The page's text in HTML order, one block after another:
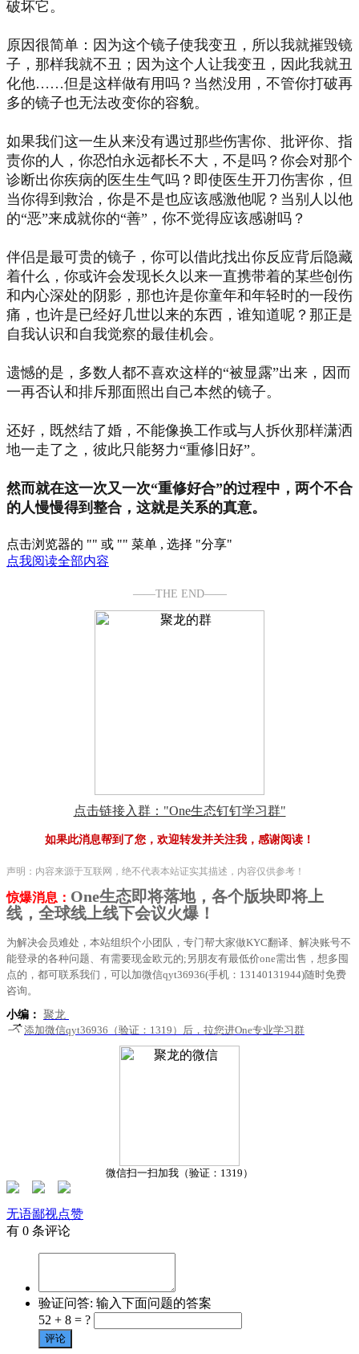
破坏它。
原因很简单：因为这个镜子使我变丑，所以我就摧毁镜
子，那样我就不丑；因为这个人让我变丑，因此我就丑
化他……但是这样做有用吗？当然没用，不管你打破再
多的镜子也无法改变你的容貌。
如果我们这一生从来没有遇过那些伤害你、批评你、指
责你的人，你恐怕永远都长不大，不是吗？你会对那个
诊断出你疾病的医生生气吗？即使医生开刀伤害你，但
当你得到救治，你是不是也应该感激他呢？当别人以他
的“恶”来成就你的“善”，你不觉得应该感谢吗？
伴侣是最可贵的镜子，你可以借此找出你反应背后隐藏
着什么，你或许会发现长久以来一直携带着的某些创伤
和内心深处的阴影，那也许是你童年和年轻时的一段伤
痛，也许是已经好几世以来的东西，谁知道呢？那正是
自我认识和自我觉察的最佳机会。
遗憾的是，多数人都不喜欢这样的“被显露”出来，因而
一再否认和排斥那面照出自己本然的镜子。
还好，既然结了婚，不能像换工作或与人拆伙那样潇洒
地一走了之，彼此只能努力“重修旧好”。
然而就在这一次又一次“重修好合”的过程中，两个不合
的人慢慢得到整合，这就是关系的真意。
点击浏览器的 "" 或 "" 菜单 , 选择 "分享"
点我阅读全部内容
——THE END——
点击链接入群："One生态钉钉学习群"
如果此消息帮到了您，欢迎转发并关注我，感谢阅读！
声明：内容来源于互联网，绝不代表本站证实其描述，内容仅供参考！
惊爆消息： One生态即将落地，各个版块即将上
线，全球线上线下会议火爆！
为解决会员难处，本站组织个小团队，专门帮大家做KYC翻译、解决账号不
能登录的各种问题、有需要现金欧元的;另朋友有最低价one需出售，想多囤
点的，都可联系我们，可以加微信qyt36936(手机：13140131944)随时免费
咨询。
小编： 聚龙
添加微信qyt36936（验证：1319）后，拉您进One专业学习群
微信扫一扫加我（验证：1319）
无语鄙视点赞
有 0 条评论
验证问答: 输入下面问题的答案
52 + 8 = ?
评论